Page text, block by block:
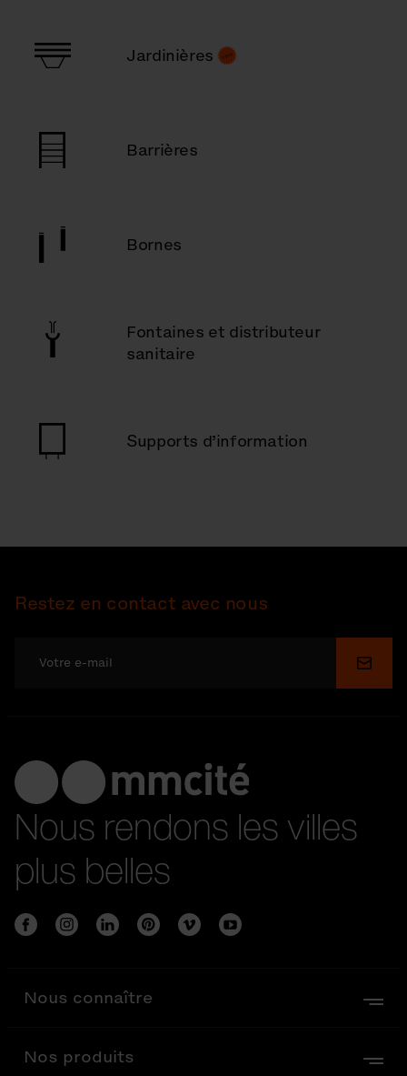
Jardinières
Barrières
Bornes
Fontaines et distributeur
sanitaire
Supports d’information
Restez en contact avec nous
Nous rendons les villes
plus belles
Nous connaître
Nos produits